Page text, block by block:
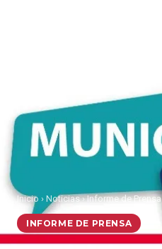
Inicio › Noticias›Informe de Prensa
INFORME DE PRENSA